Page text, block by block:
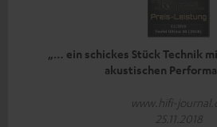
„… ein schickes Stück Technik
akustischen
www.hifi-
25.11.2018